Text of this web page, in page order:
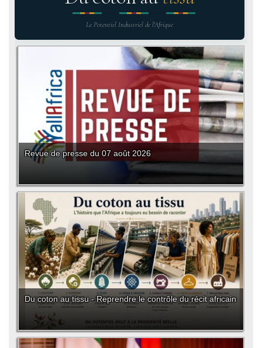
Le Potentiel Industriel de l'Afrique
Revue de presse du 07 août 2026
Du coton au tissu - Reprendre le contrôle du récit africain